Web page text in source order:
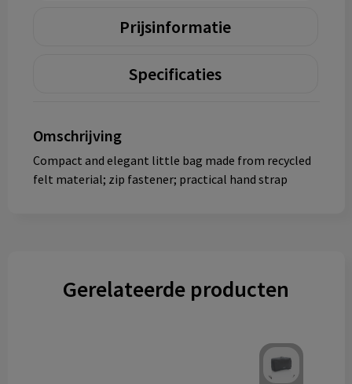
Prijsinformatie
Specificaties
Omschrijving
Compact and elegant little bag made from recycled
felt material; zip fastener; practical hand strap
Gerelateerde producten